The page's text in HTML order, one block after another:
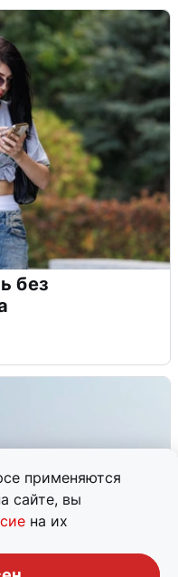
применяются
сайте, вы
на их
без